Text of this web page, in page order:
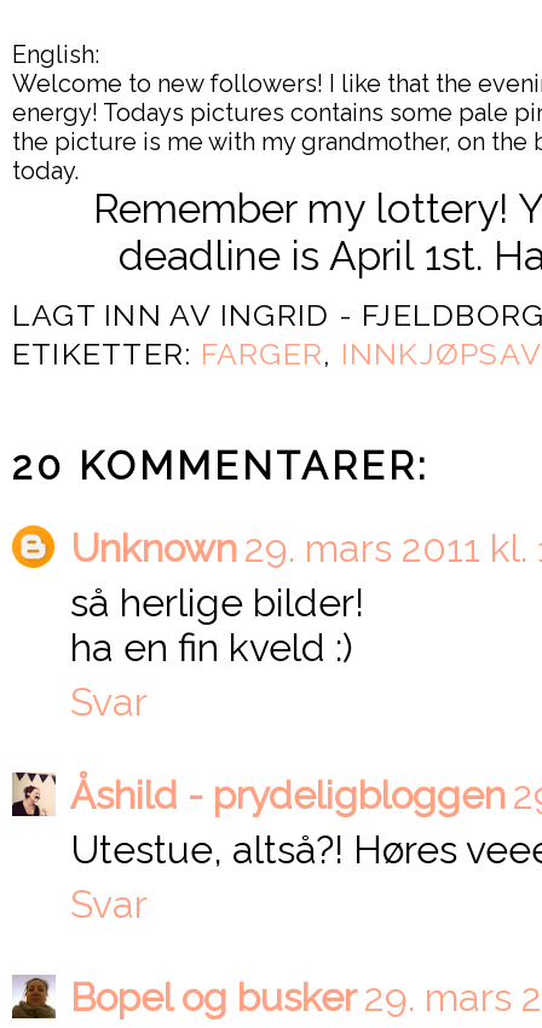
English:
Welcome to new followers! I like that the
energy! Todays pictures contains some pale
the picture is me with my grandmother, on the
today.
Remember my lottery!
deadline is April 1st.
LAGT INN AV INGRID -
ETIKETTER: FARGER,
20 KOMMENTARER:
Unknown29. mars 2011 kl.
så herlige bilder!
ha en fin kveld :)
Svar
Åshild - prydeligbloggen
Utestue, altså?! Høres
Svar
Bopel og busker29. mars